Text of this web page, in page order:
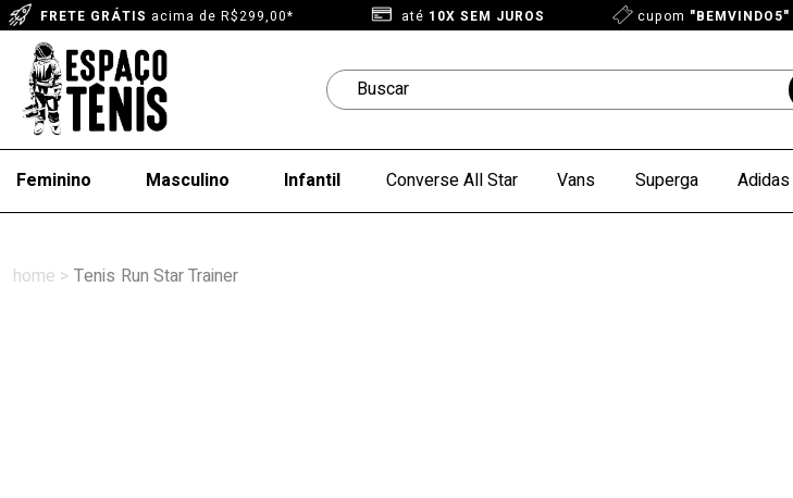
FRETE GRÁTIS acima de R$299,00* até 10X SEM JUROS cupom "BEMVINDO5"
Feminino Masculino Infantil Converse All Star Vans Superga Adidas
Tenis Run Star Trainer